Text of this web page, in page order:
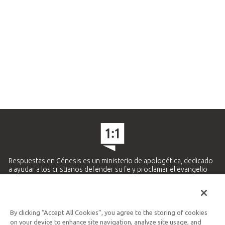
Respuestas en Génesis es un ministerio de apologética, dedicado
a ayudar a los cristianos defender su fe y proclamar el evangelio
Ministerio Hispano y Latinoamericano
By clicking “Accept All Cookies”, you agree to the storing of cookies
on your device to enhance site navigation, analyze site usage, and